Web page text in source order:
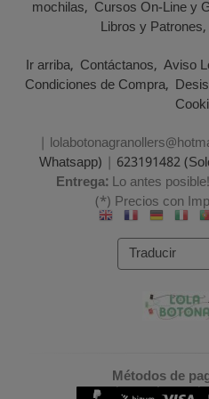
mochilas Cursos On-Line y
Libros y Patrones
Ir arriba Contáctanos Aviso
Condiciones de Compra
|
Whatsapp) | 623191482
Entrega:Lo antes
(*) Precios con
Métodos de